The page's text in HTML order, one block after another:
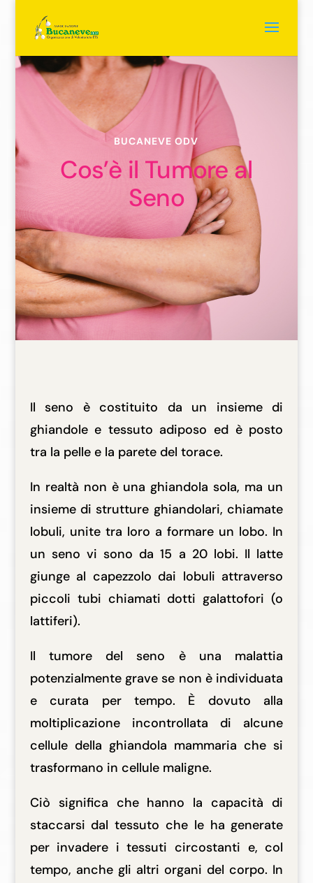
BUCANEVE ODV
Cos’è il Tumore al
Seno
Il seno è costituito da un insieme di
ghiandole e tessuto adiposo ed è posto
tra la pelle e la parete del torace.
In realtà non è una ghiandola sola, ma un
insieme di strutture ghiandolari, chiamate
lobuli, unite tra loro a formare un lobo. In
un seno vi sono da 15 a 20 lobi. Il latte
giunge al capezzolo dai lobuli attraverso
piccoli tubi chiamati dotti galattofori (o
lattiferi).
Il tumore del seno è una malattia
potenzialmente grave se non è individuata
e curata per tempo. È dovuto alla
moltiplicazione incontrollata di alcune
cellule della ghiandola mammaria che si
trasformano in cellule maligne.
Ciò significa che hanno la capacità di
staccarsi dal tessuto che le ha generate
per invadere i tessuti circostanti e, col
tempo, anche gli altri organi del corpo. In